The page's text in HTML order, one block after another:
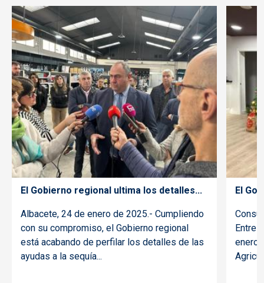
El Gobierno regional ultima los detalles...
Albacete, 24 de enero de 2025.- Cumpliendo
con su compromiso, el Gobierno regional
está acabando de perfilar los detalles de las
ayudas a la sequía...
El
Entre
enero